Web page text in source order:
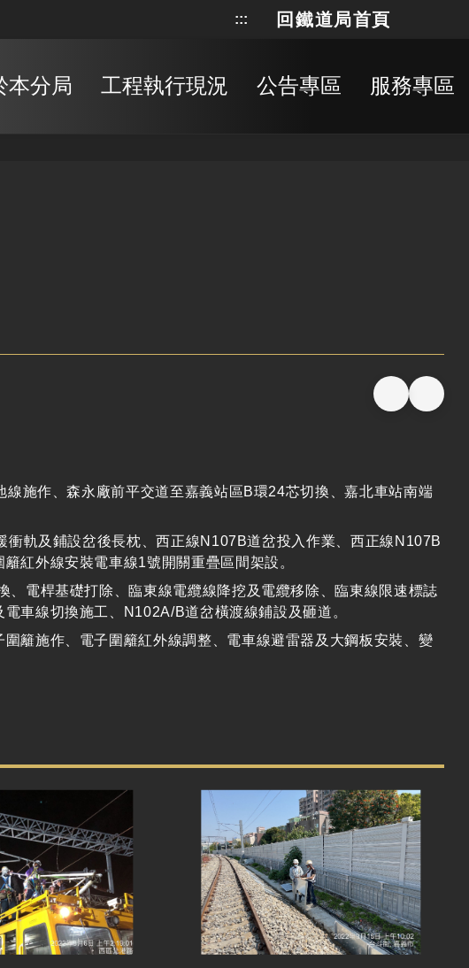
::: 回鐵道局首頁
本分局 工程執行現況 公告專區 服務專區
線施作、森永廠前平交道至嘉義站區B環24芯切換、嘉北車站南端
衝軌及鋪設岔後長枕、西正線N107B道岔投入作業、西正線 N107B
紅外線安裝電車線1號開關重疊區間架設。
、電桿基礎打除、臨東線電纜線降挖及電纜移除、臨東線限速標誌
車線切換施工、
N102A/B道岔橫渡線鋪設及砸道。
籬施作、電子圍籬紅外線調整、電車線避雷器及大鋼板安裝、變